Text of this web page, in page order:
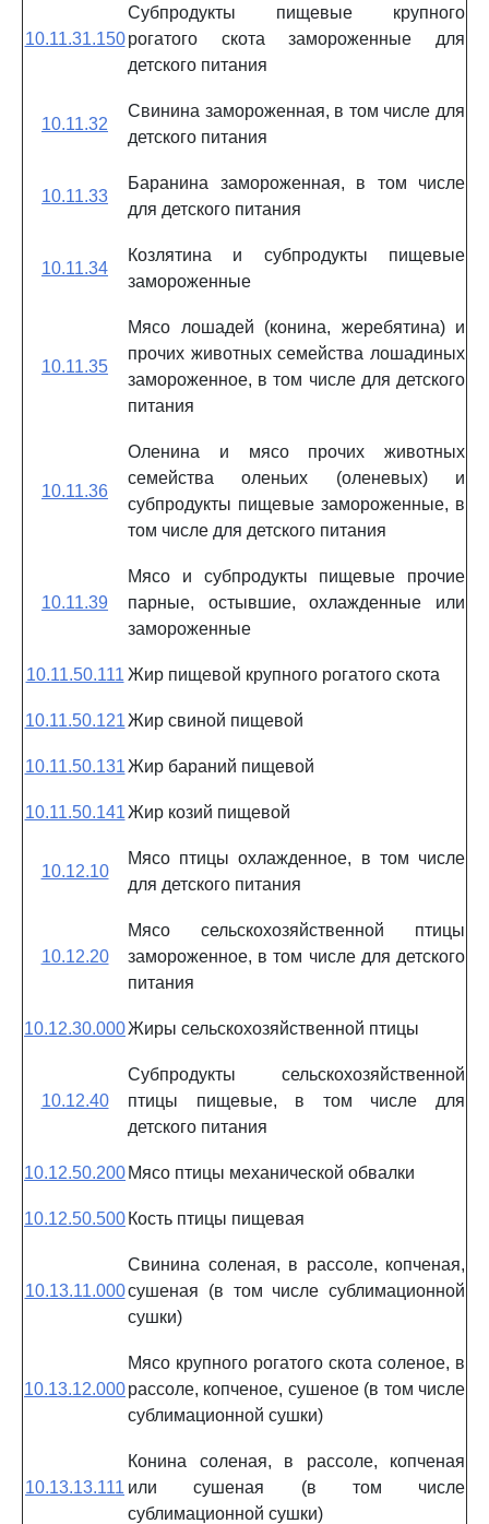
10.11.31.150
Субпродукты пищевые крупного
рогатого скота замороженные для
детского питания
10.11.32
Свинина замороженная, в том числе для
детского питания
10.11.33
Баранина замороженная, в том числе
для детского питания
10.11.34
Козлятина и субпродукты пищевые
замороженные
10.11.35
Мясо лошадей (конина, жеребятина) и
прочих животных семейства лошадиных
замороженное, в том числе для детского
питания
10.11.36
Оленина и мясо прочих животных
семейства оленьих (оленевых) и
субпродукты пищевые замороженные, в
том числе для детского питания
10.11.39
Мясо и субпродукты пищевые прочие
парные, остывшие, охлажденные или
замороженные
10.11.50.111 Жир пищевой крупного рогатого скота
10.11.50.121Жир свиной пищевой
10.11.50.131Жир бараний пищевой
10.11.50.141Жир козий пищевой
10.12.10
Мясо птицы охлажденное, в том числе
для детского питания
10.12.20
Мясо сельскохозяйственной птицы
замороженное, в том числе для детского
питания
10.12.30.000Жиры сельскохозяйственной птицы
10.12.40
Субпродукты сельскохозяйственной
птицы пищевые, в том числе для
детского питания
10.12.50.200 Мясо птицы механической обвалки
10.12.50.500 Кость птицы пищевая
10.13.11.000
Свинина соленая, в рассоле, копченая,
сушеная (в том числе сублимационной
сушки)
10.13.12.000
Мясо крупного рогатого скота соленое, в
рассоле, копченое, сушеное (в том числе
сублимационной сушки)
10.13.13.111
Конина соленая, в рассоле, копченая
или сушеная (в том числе
сублимационной сушки)